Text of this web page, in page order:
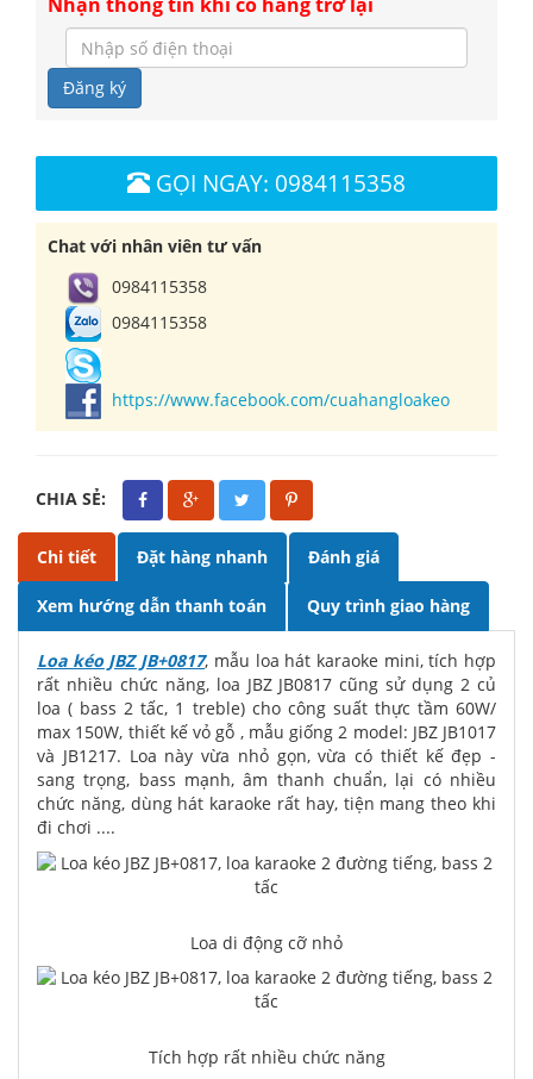
Đăng ký
GỌI NGAY: 0984115358
Chat với nhân viên tư vấn
0984115358
0984115358
https://www.facebook.com/cuahangloakeo
CHIA SẺ:
Chi tiết Đặt hàng nhanh Đánh giá
Xem hướng dẫn thanh toán Quy trình giao hàng
Loa kéo JBZ JB+0817, mẫu loa hát karaoke mini, tích hợp
rất nhiều chức năng, loa JBZ JB0817 cũng sử dụng 2 củ
loa ( bass 2 tấc, 1 treble) cho công suất thực tầm 60W/
max 150W, thiết kế vỏ gỗ , mẫu giống 2 model: JBZ JB1017
và JB1217. Loa này vừa nhỏ gọn, vừa có thiết kế đẹp -
sang trọng, bass mạnh, âm thanh chuẩn, lại có nhiều
chức năng, dùng hát karaoke rất hay, tiện mang theo khi
đi chơi ....
Loa di động cỡ nhỏ
Tích hợp rất nhiều chức năng